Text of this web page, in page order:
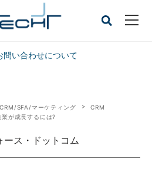
問い合わせについて
CRM/SFA/マーケティング
CRM
業が成長するには?
ース・ドットコム